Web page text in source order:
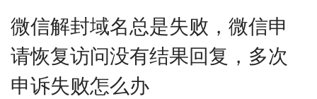
微信解封域名总是失败，微信申
请恢复访问没有结果回复，多次
申诉失败怎么办